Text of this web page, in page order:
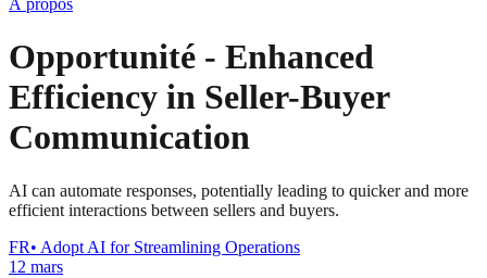
À propos
Opportunité - Enhanced
Efficiency in Seller-Buyer
Communication
AI can automate responses, potentially leading to quicker and more
efficient interactions between sellers and buyers.
FR• Adopt AI for Streamlining Operations
12 mars